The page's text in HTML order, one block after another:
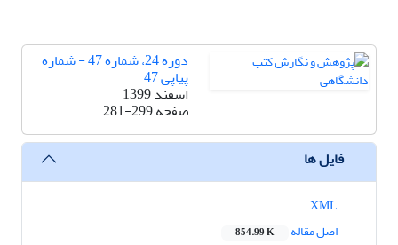
دوره 24، شماره 47 - شماره
پیاپی 47
اسفند 1399
صفحه281-299
فایل ها
اصل مقاله
854.99 K